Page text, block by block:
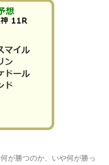
が勝つのか、いや何が勝っ